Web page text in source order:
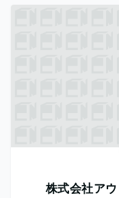
株式会社ア